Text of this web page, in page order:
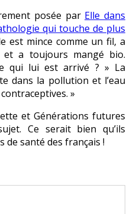
:
quid
des
résidus
de
pilules
?
posée par Elle dans
qui touche de plus
est mince comme un fil, a
et a toujours mangé bio.
qui lui est arrivé ? » La
dans la pollution et l’eau
»
et Générations futures
Ce serait bien qu’ils
de santé des français !